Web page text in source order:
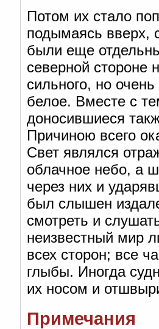
Потом их стало
подымаясь вверх,
были еще
северной стороне
сильного, но
белое. Вместе с
доносившиеся
Причиною всего
Свет являлся
облачное небо, а
через них и
был слышен
смотреть и
неизвестный мир
всех сторон; все
глыбы. Иногда
их носом и
Примечания